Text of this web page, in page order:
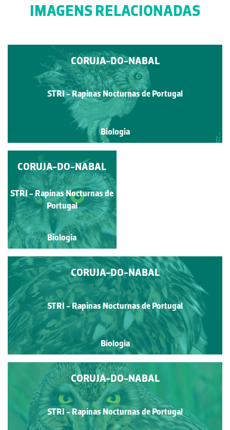
IMAGENS RELACIONADAS
CORUJA-DO-NABAL
STRI - Rapinas Nocturnas de Portugal
Biologia
CORUJA-DO-NABAL
STRI - Rapinas Nocturnas
de Portugal
Biologia
CORUJA-DO-NABAL
STRI - Rapinas Nocturnas de Portugal
Biologia
CORUJA-DO-NABAL
STRI - Rapinas Nocturnas de Portugal
CORUJA-DO-NABAL
STRI - Rapinas Nocturnas de
Portugal
Biologia